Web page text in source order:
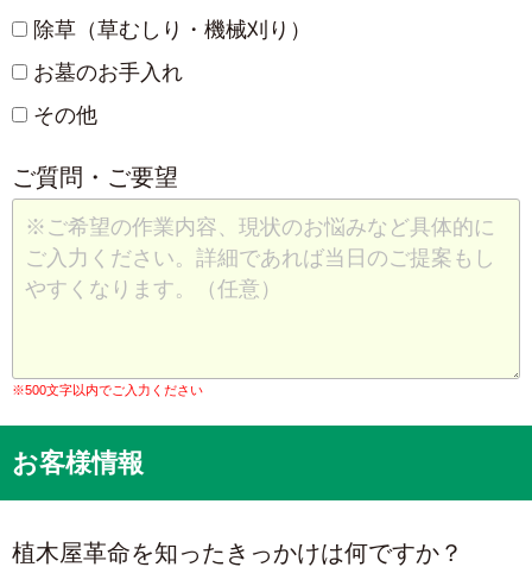
除草（草むしり・機械刈り）
お墓のお手入れ
その他
ご質問・ご要望
※500文字以内でご入力ください
お客様情報
植木屋革命を知ったきっかけは何ですか？